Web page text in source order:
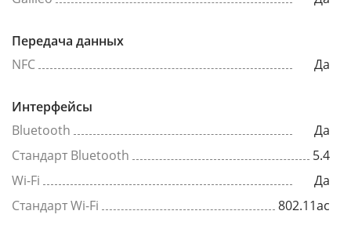
Передача данных
NFC
Да
Интерфейсы
Bluetooth
Да
Стандарт Bluetooth
5.4
Wi-Fi
Да
Стандарт Wi-Fi
802.11ac